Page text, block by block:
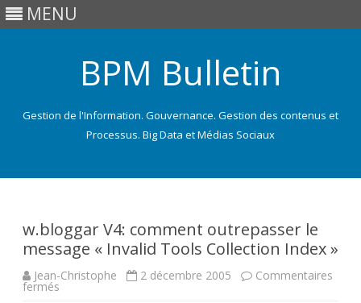
MENU
BPM Bulletin
Gestion de l'Information. Gouvernance. Gestion des contenus et
Processus. Big Data et Médias Sociaux
w.bloggar V4: comment outrepasser le
message « Invalid Tools Collection Index »
Jean-Christophe 2 décembre 2005 Commentaires
fermés